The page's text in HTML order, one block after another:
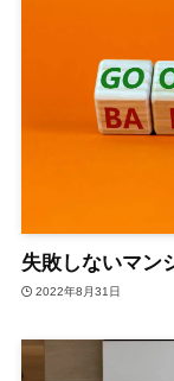
失敗しないマン
2022年8月31日